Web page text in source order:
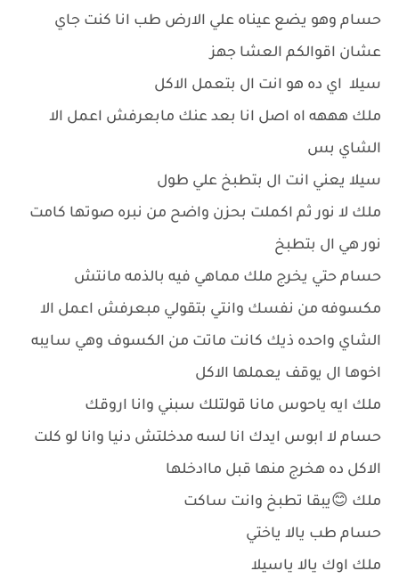
حسام وهو يضع عيناه علي الارض طب انا كنت جاي
عشان اقوالكم العشا جهز
سيلا اي ده هو انت ال بتعمل الاكل
ملك هههه اه اصل انا بعد عنك مابعرفش اعمل الا
الشاي بس
سيلا يعني انت ال بتطبخ علي طول
ملك لا نور ثم اكملت بحزن واضح من نبره صوتها كامت
نور هي ال بتطبخ
حسام حتي يخرج ملك مماهي فيه بالذمه مانتش
مكسوفه من نفسك وانتي بتقولي مبعرفش اعمل الا
الشاي واحده ذيك كانت ماتت من الكسوف وهي سايبه
اخوها ال يوقف يعملها الاكل
ملك ايه ياحوس مانا قولتلك سبني وانا اروقك
حسام لا ابوس ايدك انا لسه مدخلتش دنيا وانا لو كلت
الاكل ده هخرج منها قبل ماادخلها
ملك 😊يبقا تطبخ وانت ساكت
حسام طب يالا ياختي
ملك اوك يالا ياسيلا